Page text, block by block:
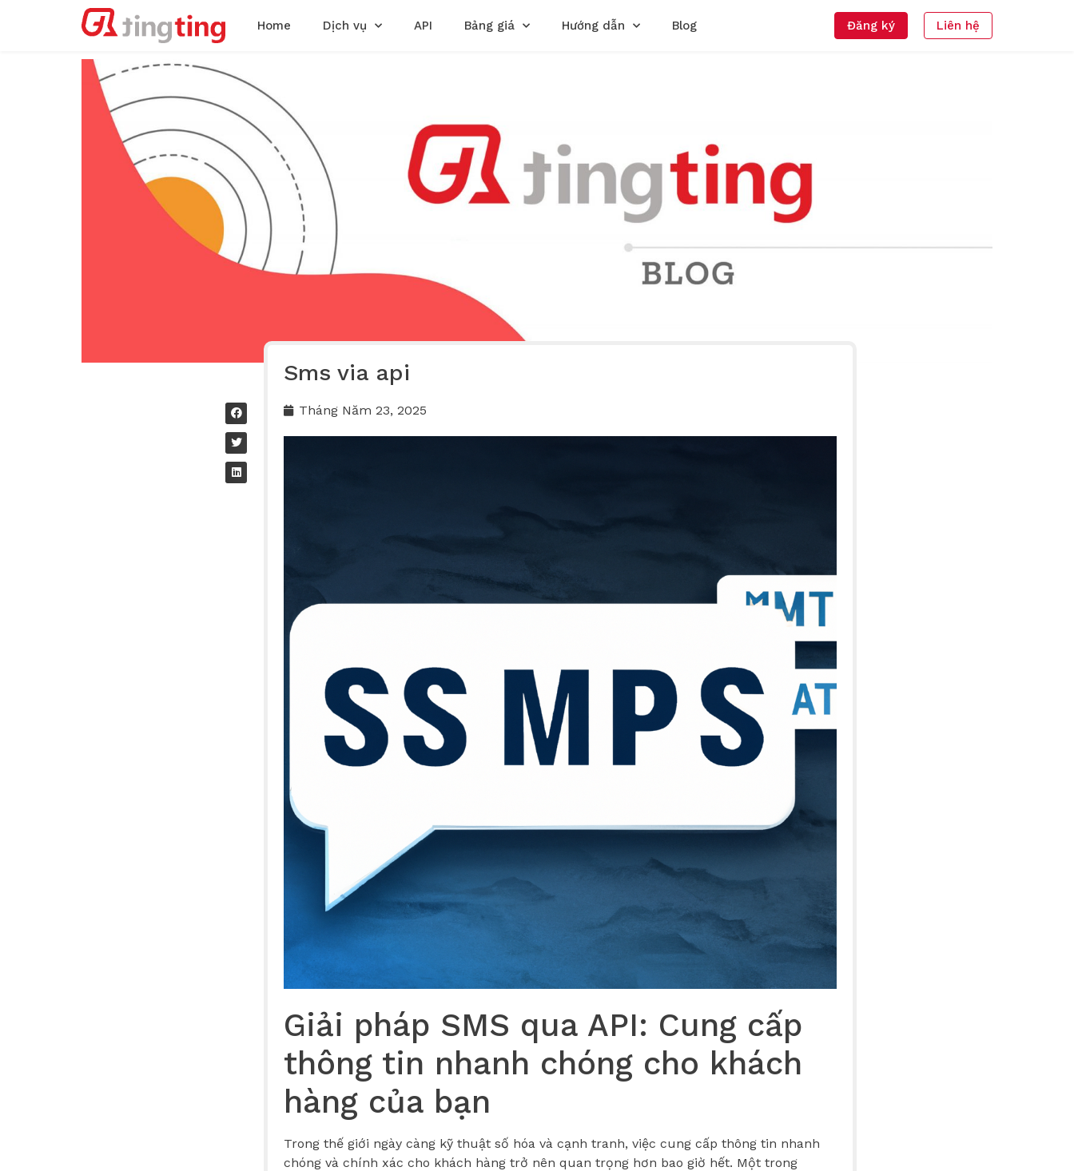
Home Dịch vụ API Bảng giá Hướng dẫn Blog Đăng ký Liên hệ
Sms via api
Tháng Năm 23, 2025
Giải pháp SMS qua API: Cung cấp
thông tin nhanh chóng cho khách
hàng của bạn
Trong thế giới ngày càng kỹ thuật số hóa và cạnh tranh, việc cung cấp thông tin nhanh
chóng và chính xác cho khách hàng trở nên quan trọng hơn bao giờ hết. Một trong